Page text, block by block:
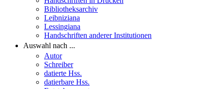
Bibliotheksarchiv
Leibniziana
Lessingiana
Handschriften anderer Institutionen
Auswahl nach ...
Autor
Schreiber
datierte Hss.
datierbare Hss.